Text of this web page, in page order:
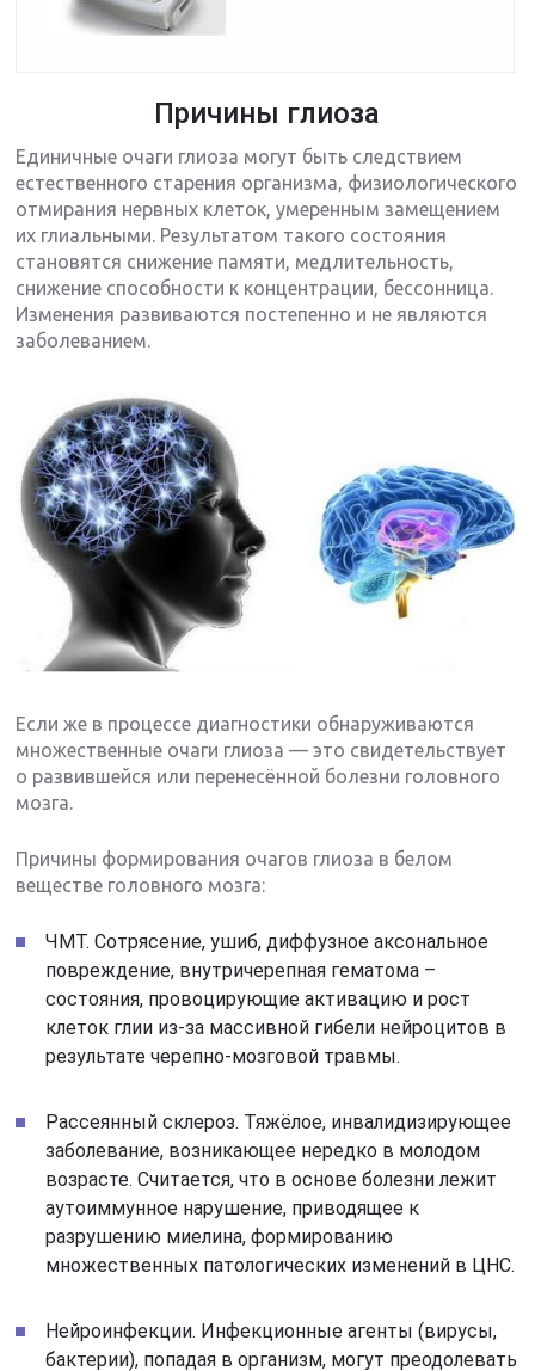
Причины глиоза
Единичные очаги глиоза могут быть следствием
естественного старения организма, физиологического
отмирания нервных клеток, умеренным замещением
их глиальными. Результатом такого состояния
становятся снижение памяти, медлительность,
снижение способности к концентрации, бессонница.
Изменения развиваются постепенно и не являются
заболеванием.
Если же в процессе диагностики обнаруживаются
множественные очаги глиоза — это свидетельствует
о развившейся или перенесённой болезни головного
мозга.
Причины формирования очагов глиоза в белом
веществе головного мозга:
ЧМТ. Сотрясение, ушиб, диффузное аксональное
повреждение, внутричерепная гематома –
состояния, провоцирующие активацию и рост
клеток глии из-за массивной гибели нейроцитов в
результате черепно-мозговой травмы.
Рассеянный склероз. Тяжёлое, инвалидизирующее
заболевание, возникающее нередко в молодом
возрасте. Считается, что в основе болезни лежит
аутоиммунное нарушение, приводящее к
разрушению миелина, формированию
множественных патологических изменений в ЦНС.
Нейроинфекции. Инфекционные агенты (вирусы,
бактерии), попадая в организм, могут преодолевать